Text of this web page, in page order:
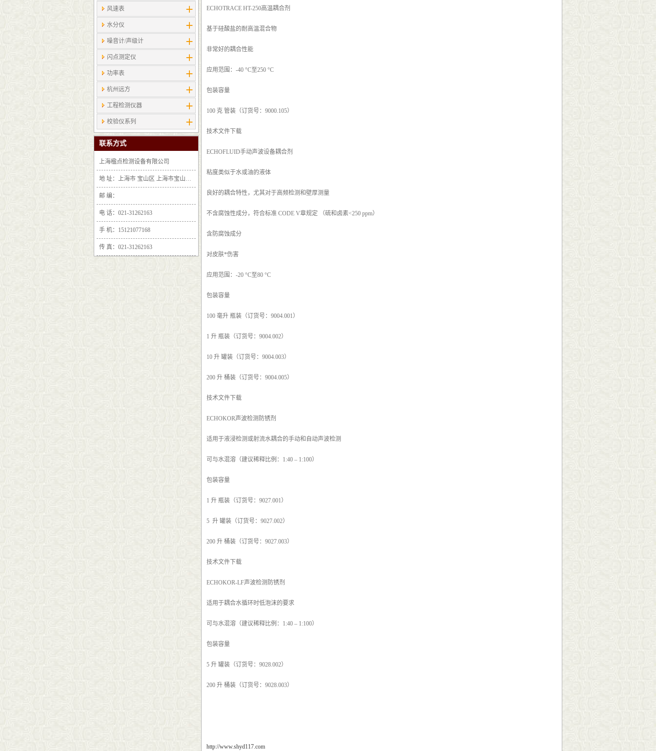
风速表
水分仪
噪音计/声级计
闪点测定仪
功率表
杭州远方
工程检测仪器
校验仪系列
联系方式
上海楹点检测设备有限公司
地 址：上海市 宝山区 上海市宝山区沪太路6397号1-2层F25区1011室
邮 编：
电 话：021-31262163
手 机：15121077168
传 真：021-31262163
ECHOTRACE HT-250高温耦合剂
基于硅酸盐的耐高温混合物
非常好的耦合性能
应用范围：-40 °C至250 °C
包装容量
100 克 管装（订货号：9000.105）
技术文件下载
ECHOFLUID手动声波设备耦合剂
粘度类似于水或油的液体
良好的耦合特性，尤其对于高频检测和壁厚测量
不含腐蚀性成分，符合标准 CODE V章规定 （硫和卤素<250 ppm）
含防腐蚀成分
对皮肤*伤害
应用范围：-20 °C至80 °C
包装容量
100 毫升 瓶装（订货号：9004.001）
1 升 瓶装（订货号：9004.002）
10 升 罐装（订货号：9004.003）
200 升 桶装（订货号：9004.005）
技术文件下载
ECHOKOR声波检测防锈剂
适用于液浸检测或射流水耦合的手动和自动声波检测
可与水混溶（建议稀释比例：1:40 – 1:100）
包装容量
1 升 瓶装（订货号：9027.001）
5 升 罐装（订货号：9027.002）
200 升 桶装（订货号：9027.003）
技术文件下载
ECHOKOR-LF声波检测防锈剂
适用于耦合水循环时低泡沫的要求
可与水混溶（建议稀释比例：1:40 – 1:100）
包装容量
5 升 罐装（订货号：9028.002）
200 升 桶装（订货号：9028.003）
http://www.shyd117.com